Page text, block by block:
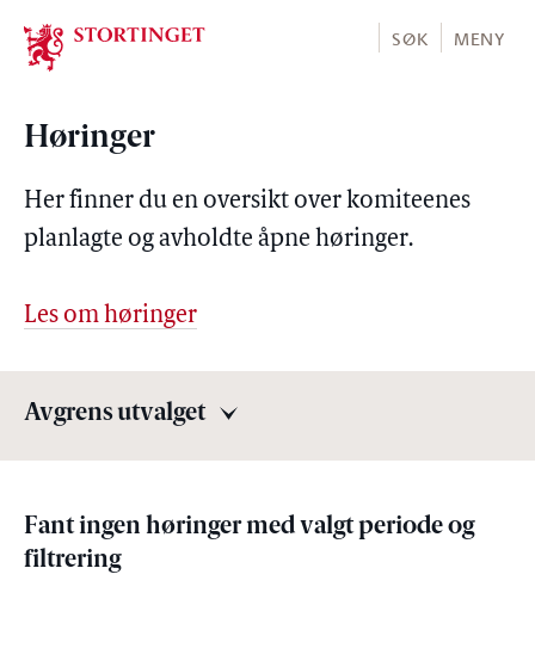
Stortinget.no
SØK MENY
Høringer
Her finner du en oversikt over komiteenes
planlagte og avholdte åpne høringer.
Les om høringer
Avgrens utvalget
Fant ingen høringer med valgt periode og
filtrering